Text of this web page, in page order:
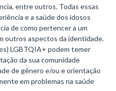
entre outros. Todas essas
e a saúde dos idosos
de como pertencer a um
outros aspectos da identidade.
LGBTQIA+ podem temer
da sua comunidade
de gênero e/ou e orientação
em problemas na saúde